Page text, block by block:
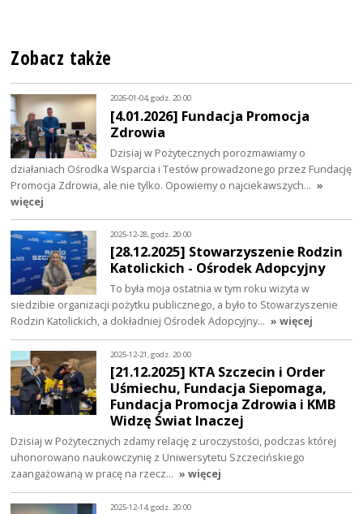
Zobacz także
2026-01-04, godz. 20:00
[4.01.2026] Fundacja Promocja
Zdrowia
Dzisiaj w Pożytecznych porozmawiamy o
działaniach Ośrodka Wsparcia i Testów prowadzonego przez Fundację
Promocja Zdrowia, ale nie tylko. Opowiemy o najciekawszych… »
więcej
2025-12-28, godz. 20:00
[28.12.2025] Stowarzyszenie Rodzin
Katolickich - Ośrodek Adopcyjny
To była moja ostatnia w tym roku wizyta w
siedzibie organizacji pożytku publicznego, a było to Stowarzyszenie
Rodzin Katolickich, a dokładniej Ośrodek Adopcyjny… » więcej
2025-12-21, godz. 20:00
[21.12.2025] KTA Szczecin i Order
Uśmiechu, Fundacja Siepomaga,
Fundacja Promocja Zdrowia i KMB
Widzę Świat Inaczej
Dzisiaj w Pożytecznych zdamy relację z uroczystości, podczas której
uhonorowano naukowczynię z Uniwersytetu Szczecińskiego
zaangażowaną w pracę na rzecz… » więcej
2025-12-14, godz. 20:00